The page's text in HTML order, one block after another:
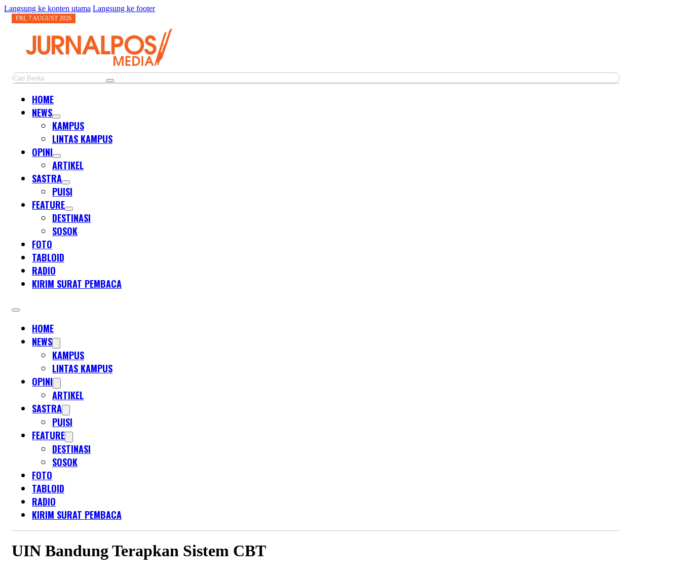
Langsung ke konten utama Langsung ke footer
FRI, 7 AUGUST 2026
Cari
HOME
NEWS
KAMPUS
LINTAS KAMPUS
OPINI
ARTIKEL
SASTRA
PUISI
FEATURE
DESTINASI
SOSOK
FOTO
TABLOID
RADIO
KIRIM SURAT PEMBACA
HOME
NEWS
KAMPUS
LINTAS KAMPUS
OPINI
ARTIKEL
SASTRA
PUISI
FEATURE
DESTINASI
SOSOK
FOTO
TABLOID
RADIO
KIRIM SURAT PEMBACA
UIN Bandung Terapkan Sistem CBT